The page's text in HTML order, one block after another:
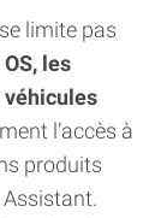
limite pas
les
l’accès à
produits